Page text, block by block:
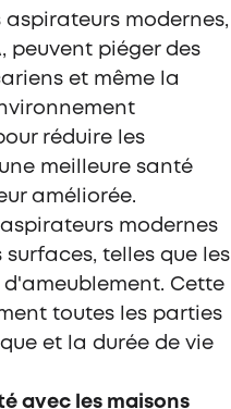
aspirateurs modernes,
peuvent piéger des
et même la
réduire les
meilleure santé
améliorée.
aspirateurs modernes
telles que les
d'ameublement. Cette
toutes les parties
et la durée de vie
avec les maisons